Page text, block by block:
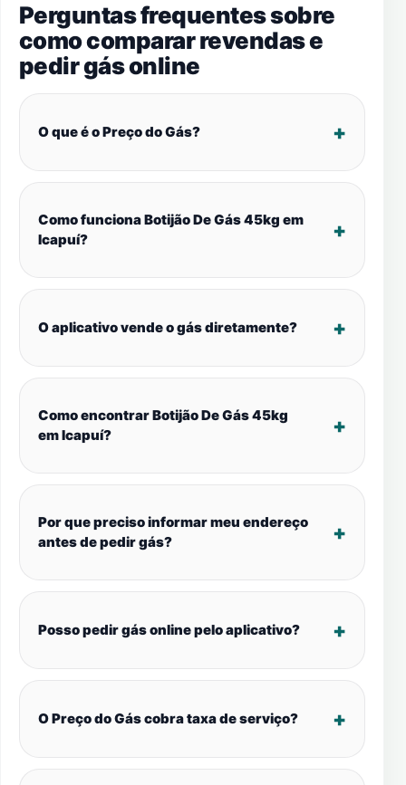
Perguntas frequentes sobre
como comparar revendas e
pedir gás online
O que é o Preço do Gás?
Como funciona Botijão De Gás 45kg em
Icapuí?
O aplicativo vende o gás diretamente?
Como encontrar Botijão De Gás 45kg
em Icapuí?
Por que preciso informar meu endereço
antes de pedir gás?
Posso pedir gás online pelo aplicativo?
O Preço do Gás cobra taxa de serviço?